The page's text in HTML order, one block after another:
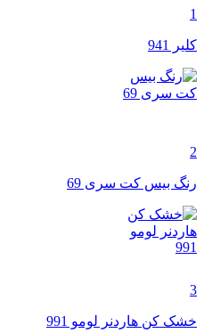
1
کلیر 941
2
رنگ بیس کت سری 69
3
خشک کن هاردنر لومو 991